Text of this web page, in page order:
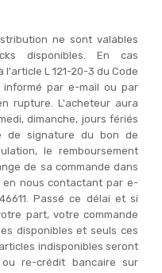
ne sont valables
disponibles. En cas
L 121-20-3 du Code
informé par e-mail ou par
rupture. L'acheteur aura
dimanche, jours fériés
de signature du bon de
le remboursement
de sa commande dans
nous contactant par e-
Passé ce délai et si
part, votre commande
disponibles et seuls ces
indisponibles seront
ou re-crédit bancaire sur